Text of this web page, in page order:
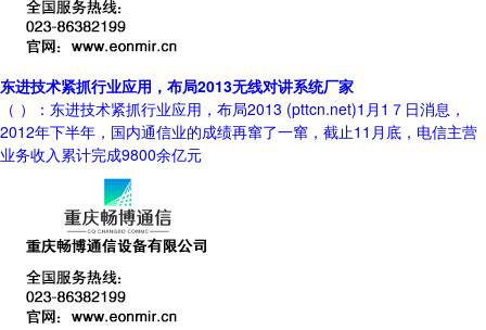
东进技术紧抓行业应用，布局2013无线对讲系统厂家
（ ）：东进技术紧抓行业应用，布局2013 (pttcn.net)1月1７日消息，
2012年下半年，国内通信业的成绩再窜了一窜，截止11月底，电信主营
业务收入累计完成9800余亿元